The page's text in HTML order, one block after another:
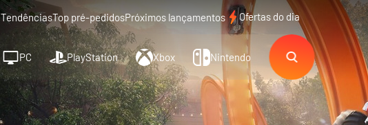
TendênciasTop pré-pedidosPróximos lançamentos Ofertas do dia
PC PlayStation Xbox Nintendo